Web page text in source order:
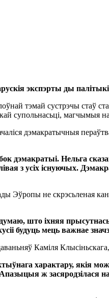
экспэрты ды
тэмай сустрэчы стаў
супольнасьці, магчымыя
дэмакратычныя
дэмакратыі. Нельга
з усіх існуючых.
Эўропы не скрэсьленая
што іхняя
будуць мець важнае
Каміля
характару, якія
ж засяродзілася